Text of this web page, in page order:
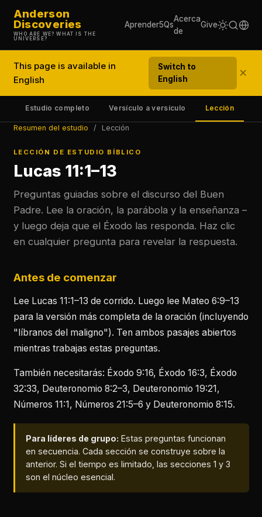
Anderson
Discoveries
WHO ARE WE? WHAT IS THE
UNIVERSE?
Aprender5Qs
Acerca
de
Give
This page is available in
English
Switch to
English
×
Estudio completo Versículo a versículo Lección
Resumen del estudio / Lección
LECCIÓN DE ESTUDIO BÍBLICO
Lucas 11:1–13
Preguntas guiadas sobre el discurso del Buen
Padre. Lee la oración, la parábola y la enseñanza –
y luego deja que el Éxodo las responda. Haz clic
en cualquier pregunta para revelar la respuesta.
Antes de comenzar
Lee Lucas 11:1–13 de corrido. Luego lee Mateo 6:9–13
para la versión más completa de la oración (incluyendo
"líbranos del maligno"). Ten ambos pasajes abiertos
mientras trabajas estas preguntas.
También necesitarás: Éxodo 9:16, Éxodo 16:3, Éxodo
32:33, Deuteronomio 8:2–3, Deuteronomio 19:21,
Números 11:1, Números 21:5–6 y Deuteronomio 8:15.
Para líderes de grupo: Estas preguntas funcionan
en secuencia. Cada sección se construye sobre la
anterior. Si el tiempo es limitado, las secciones 1 y 3
son el núcleo esencial.